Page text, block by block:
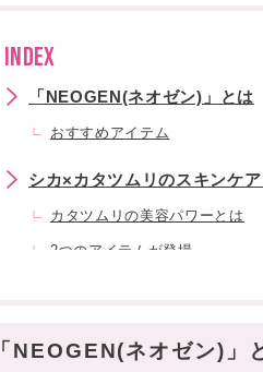
INDEX
「NEOGEN(ネオゼン)」とは
おすすめアイテム
シカ×カタツムリのスキンケ
カタツムリの美容パワーとは
2つのアイテムが登場
「NEOGEN(ネオゼン)」